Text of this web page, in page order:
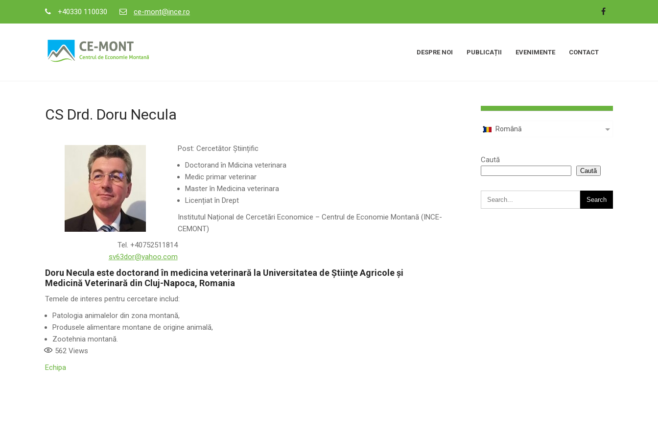
+40330 110030 ce-mont@ince.ro
DESPRE NOI PUBLICAȚII EVENIMENTE CONTACT
CS Drd. Doru Necula
Tel. +40752511814
sv63dor@yahoo.com
Post: Cercetător Științific
Doctorand în Mdicina veterinara
Medic primar veterinar
Master în Medicina veterinara
Licențiat în Drept
Institutul Național de Cercetări Economice – Centrul de Economie Montană (INCE-
CEMONT)
Doru Necula este doctorand în medicina veterinară la Universitatea de Ştiinţe Agricole şi
Medicină Veterinară din Cluj-Napoca, Romania
Temele de interes pentru cercetare includ:
Patologia animalelor din zona montană,
Produsele alimentare montane de origine animală,
Zootehnia montană.
562 Views
Echipa
Română
Caută
Caută